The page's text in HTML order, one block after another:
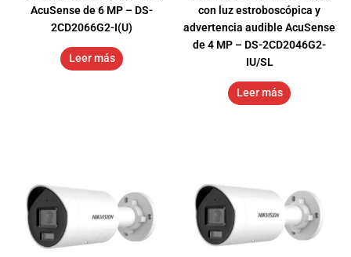
AcuSense de 6 MP – DS-
2CD2066G2-I(U)
Leer más
con luz estroboscópica y
advertencia audible AcuSense
de 4 MP – DS-2CD2046G2-
IU/SL
Leer más